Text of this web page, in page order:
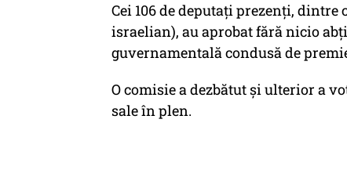
Cei 106 de deputaţi prezenţi,
israelian), au aprobat fără nicio
guvernamentală condusă de
O comisie a dezbătut şi ulterior a
sale în plen.